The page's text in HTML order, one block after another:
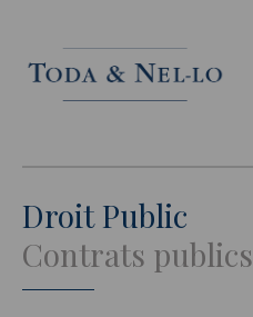
Fr
Droit Public
Contrats publics